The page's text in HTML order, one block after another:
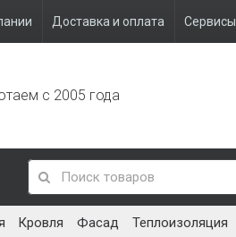
Доставка и оплата Сервисы
с 2005 года
Кровля Фасад Теплоизоляция